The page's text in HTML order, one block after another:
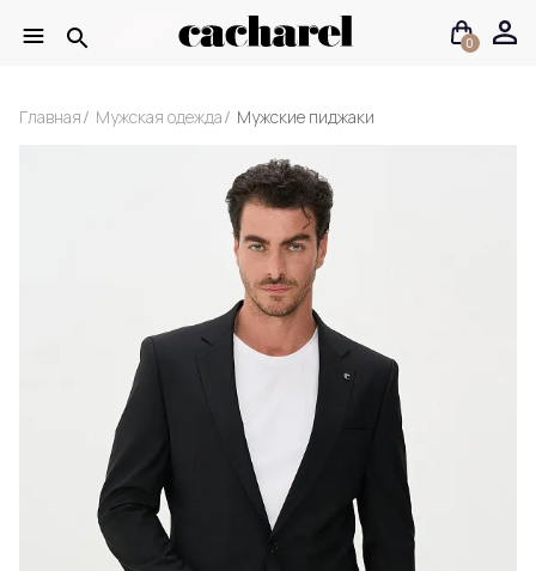
0
Главная Мужская одежда Мужские пиджаки